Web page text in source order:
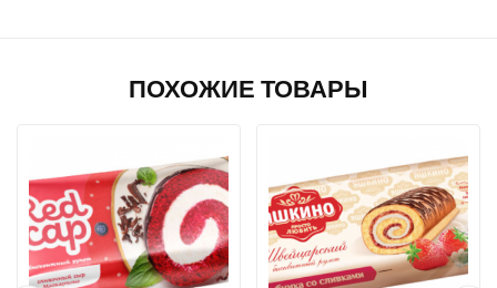
ПОХОЖИЕ ТОВАРЫ